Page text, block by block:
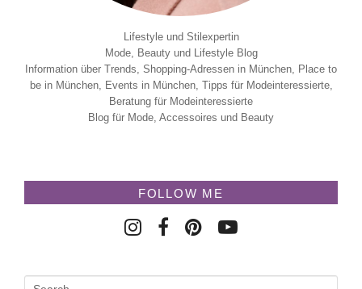
Lifestyle und Stilexpertin
Mode, Beauty und Lifestyle Blog
Information über Trends, Shopping-Adressen in München, Place to
be in München, Events in München, Tipps für Modeinteressierte,
Beratung für Modeinteressierte
Blog für Mode, Accessoires und Beauty
FOLLOW ME